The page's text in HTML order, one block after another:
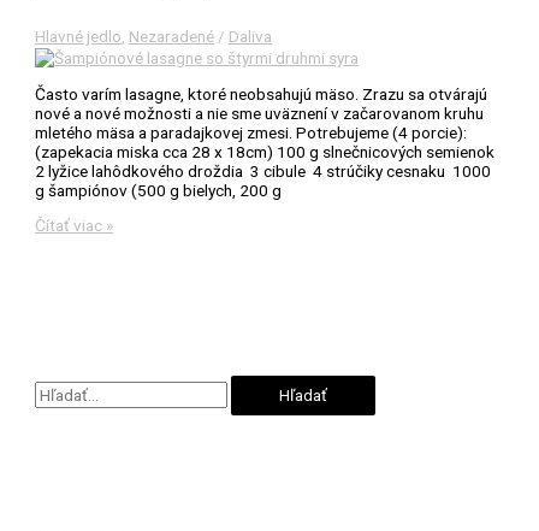
Hlavné jedlo Nezaradené / Daliva
Často varím lasagne, ktoré neobsahujú mäso. Zrazu sa otvárajú
nové a nové možnosti a nie sme uväznení v začarovanom kruhu
mletého mäsa a paradajkovej zmesi. Potrebujeme (4 porcie):
(zapekacia miska cca 28 x 18cm) 100 g slnečnicových semienok
2 lyžice lahôdkového droždia 3 cibule 4 strúčiky cesnaku 1000
g šampiónov (500 g bielych, 200 g
Šampiňónové
Čítať viac »
V